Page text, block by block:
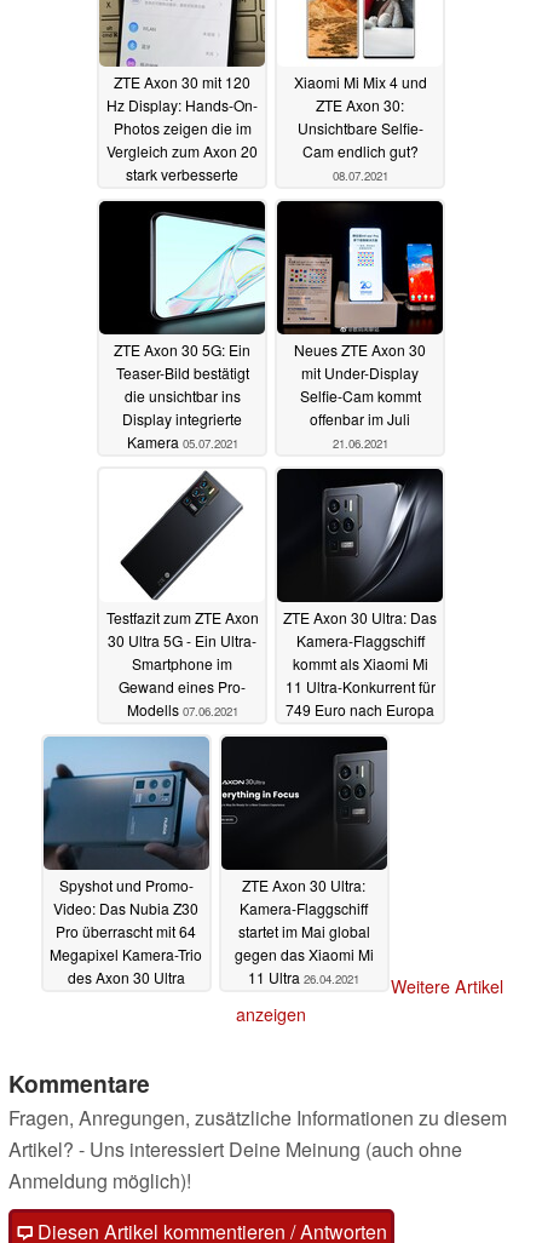
ZTE Axon 30 mit 120
Hz Display: Hands-On-
Photos zeigen die im
Vergleich zum Axon 20
stark verbesserte
unsichtbare
Frontkamera13.07.2021
Xiaomi Mi Mix 4 und
ZTE Axon 30:
Unsichtbare Selfie-
Cam endlich gut?
08.07.2021
ZTE Axon 30 5G: Ein
Teaser-Bild bestätigt
die unsichtbar ins
Display integrierte
Kamera 05.07.2021
Neues ZTE Axon 30
mit Under-Display
Selfie-Cam kommt
offenbar im Juli
21.06.2021
Testfazit zum ZTE Axon
30 Ultra 5G - Ein Ultra-
Smartphone im
Gewand eines Pro-
Modells 07.06.2021
ZTE Axon 30 Ultra: Das
Kamera-Flaggschiff
kommt als Xiaomi Mi
11 Ultra-Konkurrent für
749 Euro nach Europa
13.05.2021
Spyshot und Promo-
Video: Das Nubia Z30
Pro überrascht mit 64
Megapixel Kamera-Trio
des Axon 30 Ultra
ZTE Axon 30 Ultra:
Kamera-Flaggschiff
startet im Mai global
gegen das Xiaomi Mi
11 Ultra 26.04.2021
Weitere Artikel
anzeigen
Kommentare
Fragen, Anregungen, zusätzliche Informationen zu diesem
Artikel? - Uns interessiert Deine Meinung (auch ohne
Anmeldung möglich)!
Diesen Artikel kommentieren / Antworten